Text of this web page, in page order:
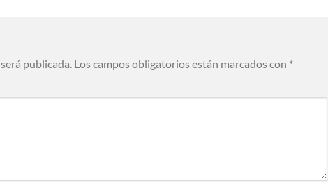
publicada. Los campos obligatorios están marcados con *